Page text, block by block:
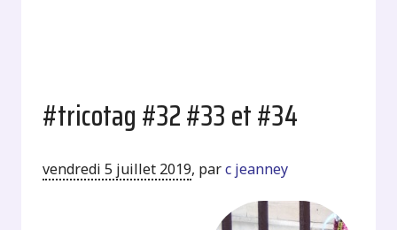
#tricotag #32 #33 et #34
vendredi 5 juillet 2019, parc jeanney